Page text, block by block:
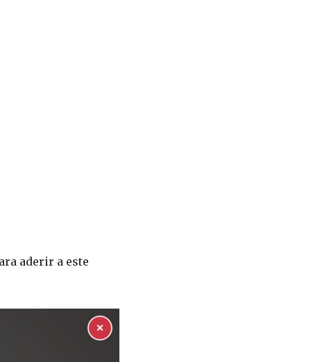
aderir a este
✕